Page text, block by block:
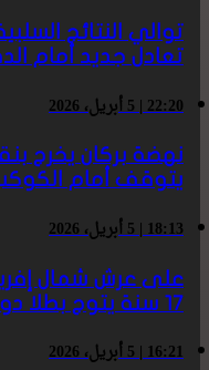
توالي النتائج
تعادل جديد أمام
22:20 | 5 أبريل، 2026
نهضة بركان يخرج
يتوقف أمام
18:13 | 5 أبريل، 2026
على عرش شمال
17 سنة يتوج بطلا دون هزيمة أو تعادل
16:21 | 5 أبريل، 2026